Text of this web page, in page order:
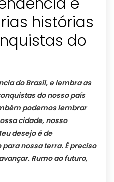
histórias
do
do Brasil, e lembra as
do nosso país
podemos lembrar
cidade, nosso
desejo é de
nossa terra. É preciso
Rumo ao futuro,